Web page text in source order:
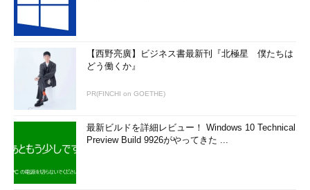
【西野亮廣】ビジネス書最新刊『北極星 僕たちは
どう働くか』
PR(FINCHI on GOETHE)
最新ビルドを詳細レビュー！ Windows 10 Technical
Preview Build 9926がやってきた ...